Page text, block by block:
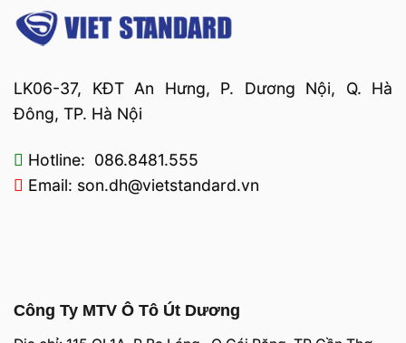
LK06-37, KĐT An Hưng, P. Dương Nội, Q. Hà
Đông, TP. Hà Nội
Hotline: 086.8481.555
Email: son.dh@vietstandard.vn
Công Ty MTV Ô Tô Út Dương